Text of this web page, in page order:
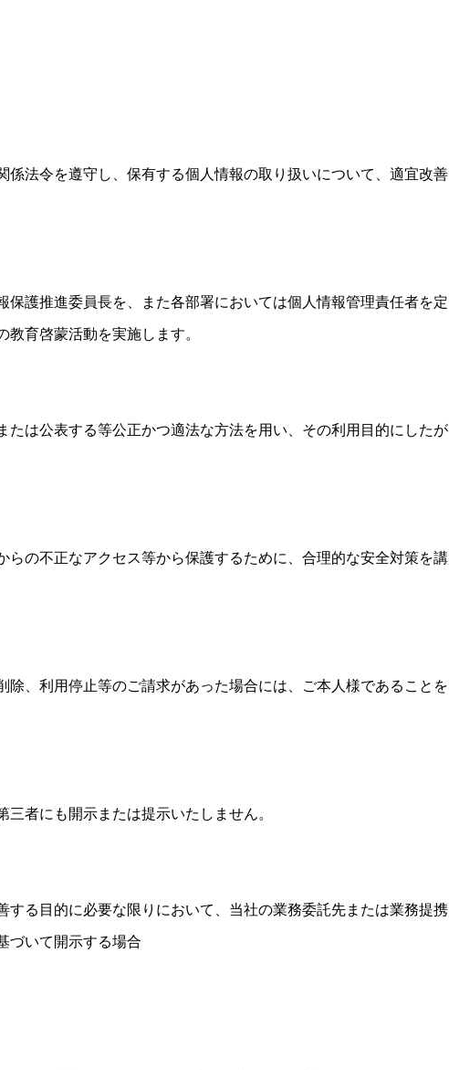
法令を遵守し、保有する個人情報の取り扱いについて、適宜改善
護推進委員長を、また各部署においては個人情報管理責任者を定
育啓蒙活動を実施します。
は公表する等公正かつ適法な方法を用い、その利用目的にしたが
の不正なアクセス等から保護するために、合理的な安全対策を講
、利用停止等のご請求があった場合には、ご本人様であることを
者にも開示または提示いたしません。
する目的に必要な限りにおいて、当社の業務委託先または業務提携
づいて開示する場合